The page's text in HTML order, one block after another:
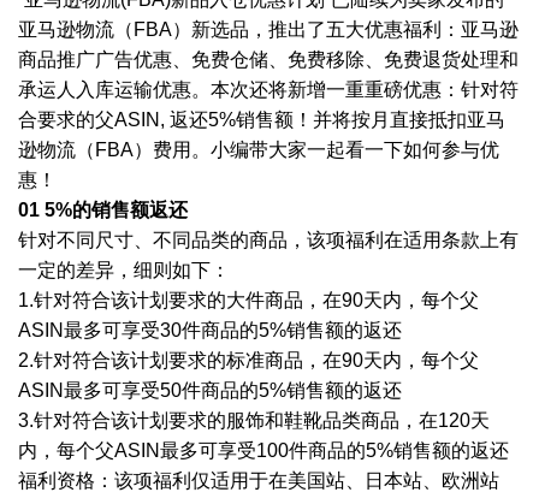
亚马逊物流（FBA）新选品，推出了五大优惠福利：亚马逊
商品推广广告优惠、免费仓储、免费移除、免费退货处理和
承运人入库运输优惠。本次还将新增一重重磅优惠：针对符
合要求的父ASIN, 返还5%销售额！并将按月直接抵扣亚马
逊物流（FBA）费用。小编带大家一起看一下如何参与优
惠！
01 5%的销售额返还
针对不同尺寸、不同品类的商品，该项福利在适用条款上有
一定的差异，细则如下：
1.针对符合该计划要求的大件商品，在90天内，每个父
ASIN最多可享受30件商品的5%销售额的返还
2.针对符合该计划要求的标准商品，在90天内，每个父
ASIN最多可享受50件商品的5%销售额的返还
3.针对符合该计划要求的服饰和鞋靴品类商品，在120天
内，每个父ASIN最多可享受100件商品的5%销售额的返还
福利资格：该项福利仅适用于在美国站、日本站、欧洲站